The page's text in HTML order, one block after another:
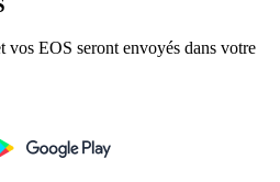
vos EOS seront envoyés dans votre